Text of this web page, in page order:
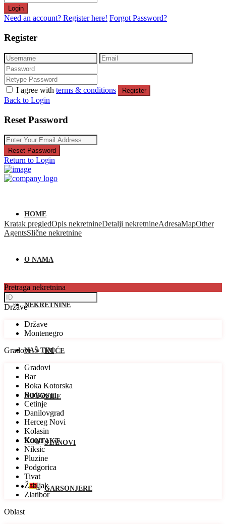
Login
Need an account? Register here! Forgot Password?
Register
I agree with terms & conditions Register
Back to Login
Reset Password
Reset Password
Return to Login
HOME
O NAMA
NEKRETNINE
KUĆE
VILE
STANOVI
GARSONJERE
NAŠ TIM
NOVOSTI
KONTAKT
Kratak pregledOpis nekretnineDetalji nekretnineAdresaMapOther
AgentsSlične nekretnine
Pretraga nekretnina
Države
Države
Montenegro
Gradovi
Gradovi
Bar
Boka Kotorska
Budva
Cetinje
Danilovgrad
Herceg Novi
Kolasin
Kotor
Niksic
Pluzine
Podgorica
Tivat
Žabljak
Zlatibor
Oblast